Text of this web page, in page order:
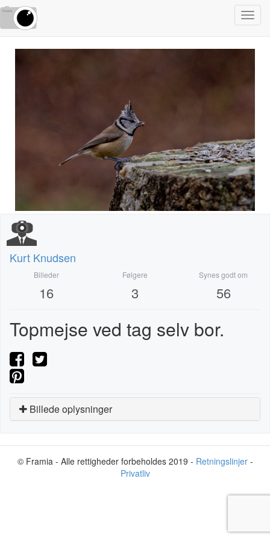
Kurt Knudsen
Billeder
16
Følgere
3
Synes godt om
56
Topmejse ved tag selv bor.
Billede oplysninger
© Framia - Alle rettigheder forbeholdes 2019 - Retningslinjer-
Privatliv